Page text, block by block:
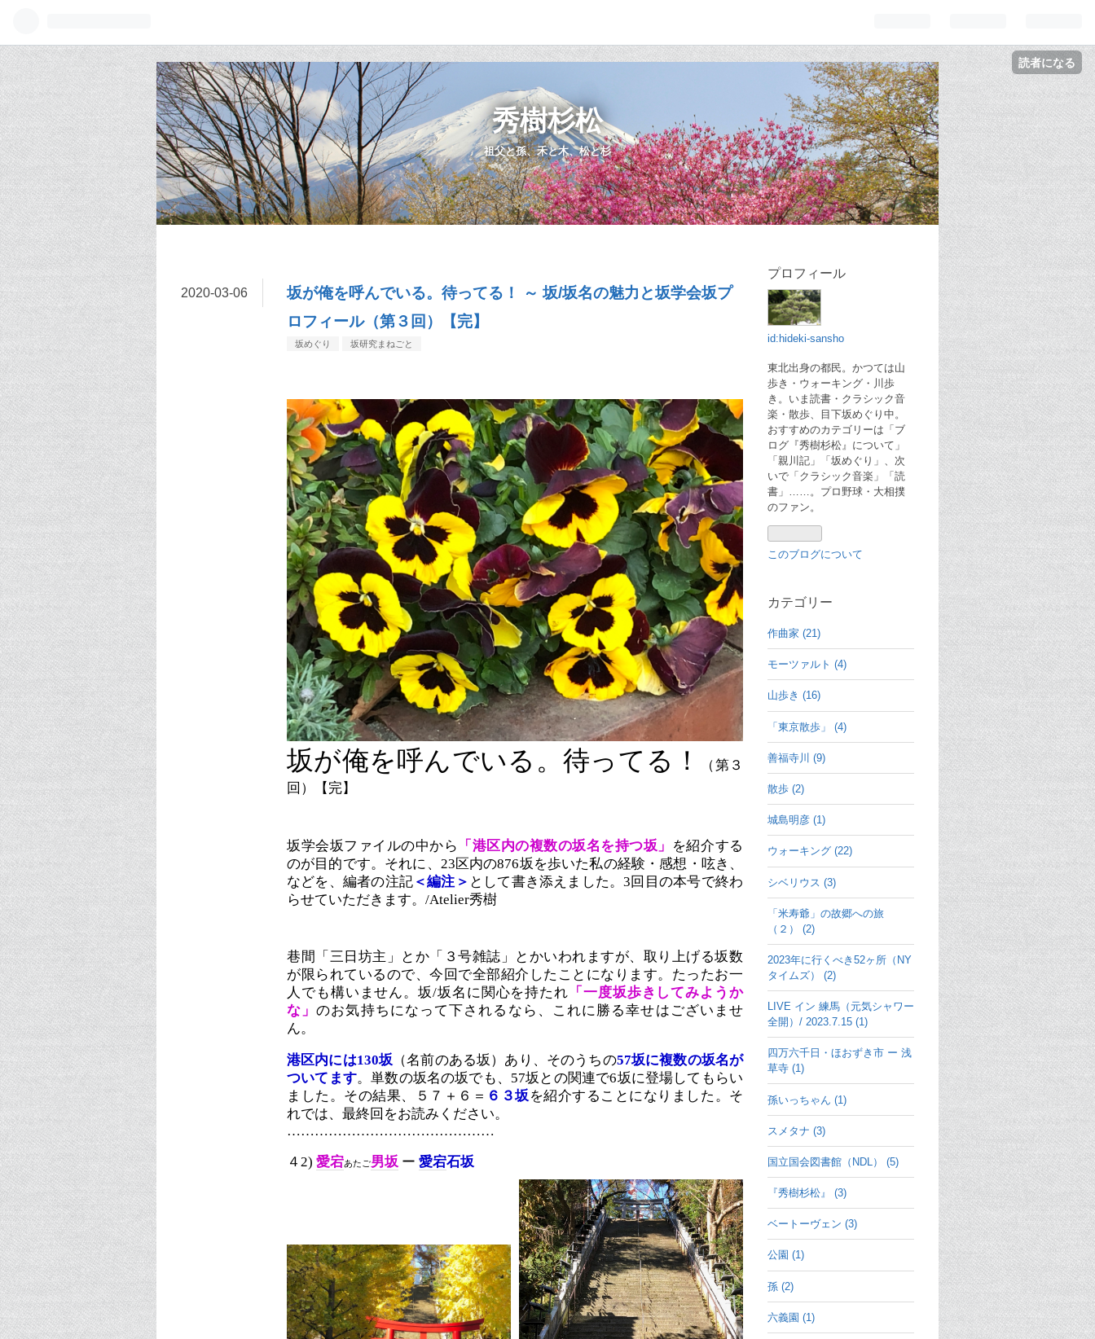
読者になる
秀樹杉松
祖父と孫、禾と木、松と杉
2020-03-06
坂が俺を呼んでいる。待ってる！ ～ 坂/坂名の魅力と坂学会坂プ
ロフィール（第３回）【完】
坂めぐり 坂研究まねごと
坂が俺を呼んでいる。待ってる！
（第３
回）【完】
坂学会坂ファイルの中から 「港区内の複数の坂名を持つ坂」
を紹介する
のが目的です。それに、23区内の876坂を歩いた私の経験・感想・呟き、
などを、編者の注記＜編注＞ として書き添えました。3回目の本号で終わ
らせていただきます。/Atelier秀樹
巷間「三日坊主」とか「３号雑誌」とかいわれますが、取り上げる坂数
が限られているので、今回で全部紹介したことになります。たったお一
人でも構いません。坂/坂名に関心を持たれ 「一度坂歩きしてみようか
な」のお気持ちになって下されるなら、これに勝る幸せはございませ
ん。
港区内には130坂 （名前のある坂）あり、そのうちの57坂に複数の坂名が
ついてます。単数の坂名の坂でも、57坂との関連で6坂に登場してもらい
ました。その結果、５７＋６＝ ６３坂を紹介することになりました。そ
れでは、最終回をお読みください。
………………………………………
４2) 愛宕あたご男坂 ー 愛宕石坂
プロフィール
id:hideki-sansho
東北出身の都民。かつては山
歩き・ウォーキング・川歩
き。いま読書・クラシック音
楽・散歩、目下坂めぐり中。
おすすめのカテゴリーは「ブ
ログ『秀樹杉松』について」
「親川記」「坂めぐり」、次
いで「クラシック音楽」「読
書」……。プロ野球・大相撲
のファン。
このブログについて
カテゴリー
作曲家 (21)
モーツァルト (4)
山歩き (16)
「東京散歩」 (4)
善福寺川 (9)
散歩 (2)
城島明彦 (1)
ウォーキング (22)
シベリウス (3)
「米寿爺」の故郷への旅
（２） (2)
2023年に行くべき52ヶ所（NY
タイムズ） (2)
LIVE イン 練馬（元気シャワー
全開）/ 2023.7.15 (1)
四万六千日・ほおずき市 ー 浅
草寺 (1)
孫いっちゃん (1)
スメタナ (3)
国立国会図書館（NDL） (5)
『秀樹杉松』 (3)
ベートーヴェン (3)
公園 (1)
孫 (2)
六義園 (1)